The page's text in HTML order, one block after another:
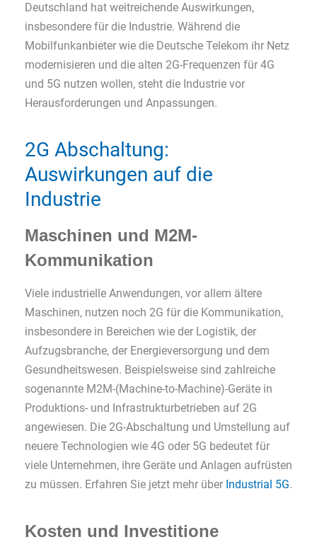
Deutschland hat weitreichende Auswirkungen,
insbesondere für die Industrie. Während die
Mobilfunkanbieter wie die Deutsche Telekom ihr Netz
modernisieren und die alten 2G-Frequenzen für 4G
und 5G nutzen wollen, steht die Industrie vor
Herausforderungen und Anpassungen.
2G Abschaltung:
Auswirkungen auf die
Industrie
Maschinen und M2M-
Kommunikation
Viele industrielle Anwendungen, vor allem ältere
Maschinen, nutzen noch 2G für die Kommunikation,
insbesondere in Bereichen wie der Logistik, der
Aufzugsbranche, der Energieversorgung und dem
Gesundheitswesen. Beispielsweise sind zahlreiche
sogenannte M2M-(Machine-to-Machine)-Geräte in
Produktions- und Infrastrukturbetrieben auf 2G
angewiesen. Die 2G-Abschaltung und Umstellung auf
neuere Technologien wie 4G oder 5G bedeutet für
viele Unternehmen, ihre Geräte und Anlagen aufrüsten
zu müssen​. Erfahren Sie jetzt mehr über Industrial 5G.
Kosten und Investitione